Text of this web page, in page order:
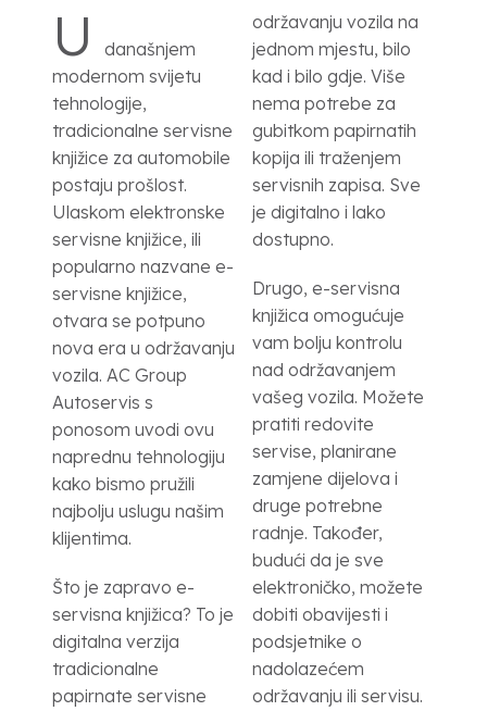
U
današnjem
modernom svijetu
tehnologije,
tradicionalne servisne
knjižice za automobile
postaju prošlost.
Ulaskom elektronske
servisne knjižice, ili
popularno nazvane e-
servisne knjižice,
otvara se potpuno
nova era u održavanju
vozila. AC Group
Autoservis s
ponosom uvodi ovu
naprednu tehnologiju
kako bismo pružili
najbolju uslugu našim
klijentima.
Što je zapravo e-
servisna knjižica? To je
digitalna verzija
tradicionalne
papirnate servisne
održavanju vozila na
jednom mjestu, bilo
kad i bilo gdje. Više
nema potrebe za
gubitkom papirnatih
kopija ili traženjem
servisnih zapisa. Sve
je digitalno i lako
dostupno.
Drugo, e-servisna
knjižica omogućuje
vam bolju kontrolu
nad održavanjem
vašeg vozila. Možete
pratiti redovite
servise, planirane
zamjene dijelova i
druge potrebne
radnje. Također,
budući da je sve
elektroničko, možete
dobiti obavijesti i
podsjetnike o
nadolazećem
održavanju ili servisu.